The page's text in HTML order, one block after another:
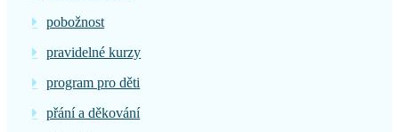
pobožnost
pravidelné kurzy
program pro děti
přání a děkování